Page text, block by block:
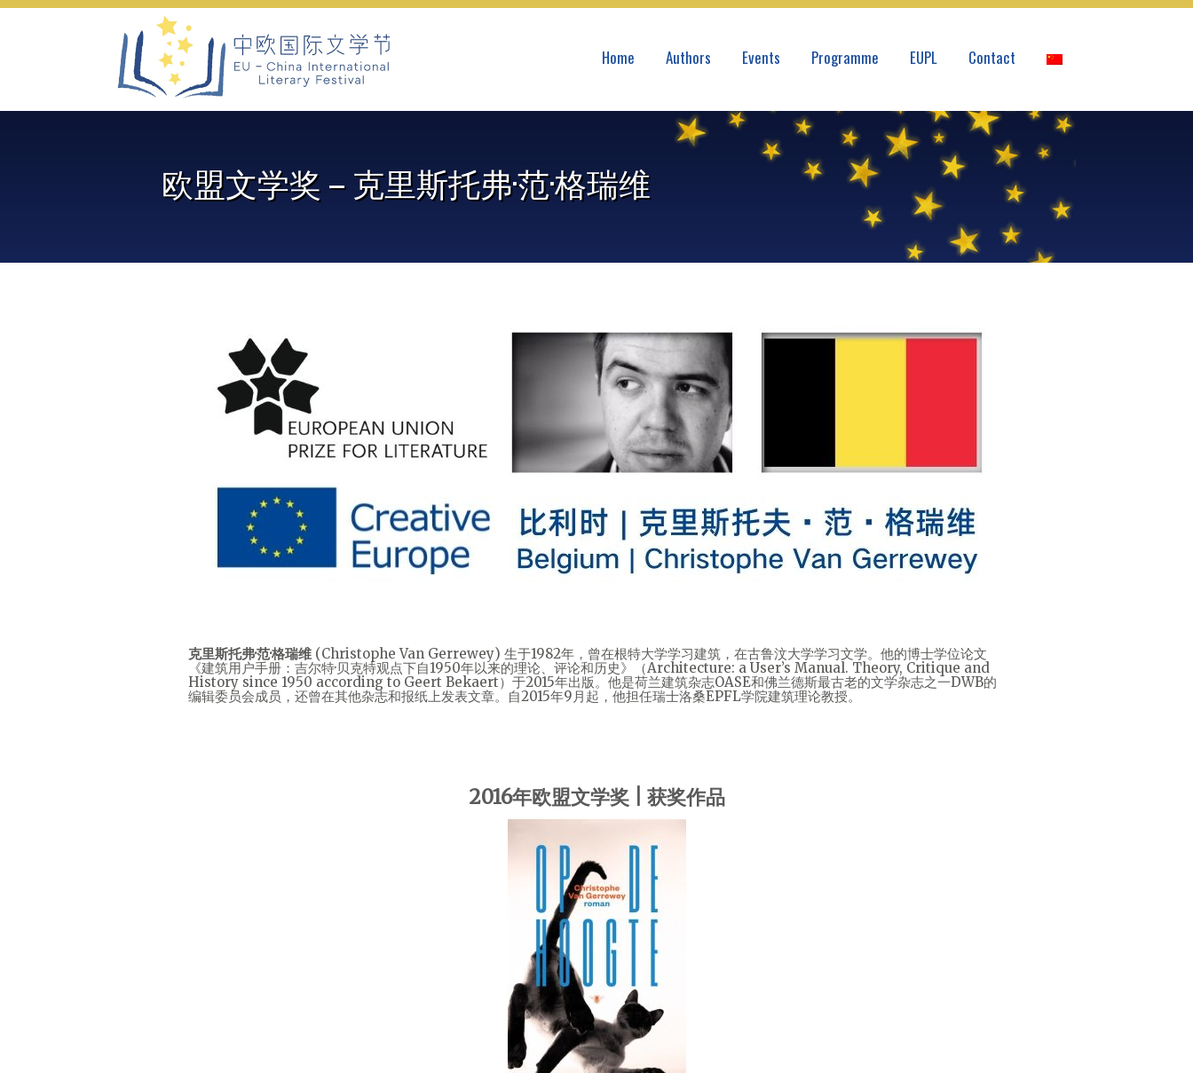
Skip
Home Authors Events Programme EUPL Contact
欧盟文学奖 – 克里斯托弗·范·格瑞维
克里斯托弗·范·格瑞维 (Christophe Van Gerrewey) 生于1982年，曾在根特大学学习建筑，在古鲁汶大学学习文学。他的博士学位论文
《建筑用户手册：吉尔特·贝克特观点下自1950年以来的理论、评论和历史》（Architecture: a User’s Manual. Theory, Critique and
History since 1950 according to Geert Bekaert）于2015年出版。他是荷兰建筑杂志OASE和佛兰德斯最古老的文学杂志之一DWB的
编辑委员会成员，还曾在其他杂志和报纸上发表文章。自2015年9月起，他担任瑞士洛桑EPFL学院建筑理论教授。
2016年欧盟文学奖 | 获奖作品